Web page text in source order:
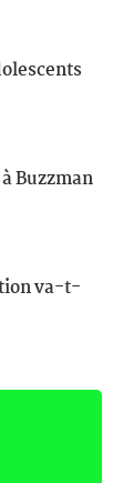
Buzzman
va-t-